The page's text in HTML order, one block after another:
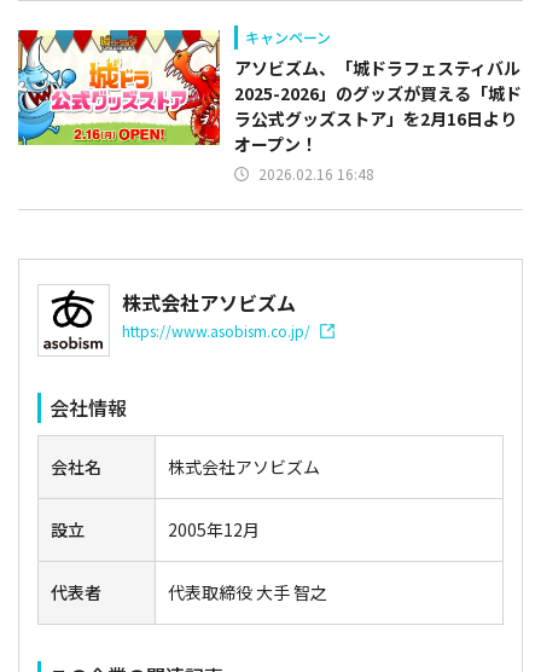
キャンペーン
アソビズム、「城ドラフェスティバル
2025-2026」のグッズが買える「城ド
ラ公式グッズストア」を2月16日より
オープン！
2026.02.16 16:48
株式会社アソビズム
https://www.asobism.co.jp/
会社情報
会社名 株式会社アソビズム
設立 2005年12月
代表者 代表取締役 大手 智之